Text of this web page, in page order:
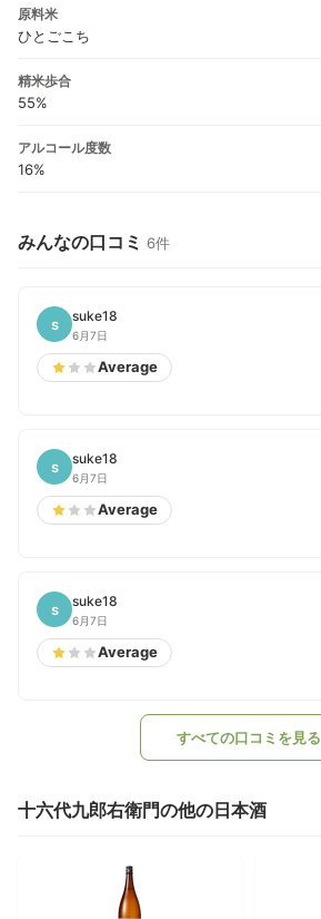
原料米
ひとごこち
精米歩合
55%
アルコール度数
16%
みんなの口コミ 6件
s suke18
6月7日
Average
s suke18
6月7日
Average
s suke18
6月7日
Average
すべての口コミを見る
十六代九郎右衛門の他の日本酒